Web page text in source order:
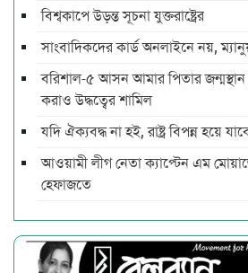
বিশ্বকাপে উড়ন্ত সূচনা যুক্তরাষ্ট্রের
সাংবাদিকদের কার্ড অনলাইনে নয়,
বরিশাল-৫ আসন আমার পিতার
করাও উদ্ধত্বের শামিল
যদি ঐক্যবদ্ধ না হই, রাষ্ট্র বিপন্ন হয়ে
আওয়ামী লীগ নেতা ক্যাপ্টেন এম
হেফাজতে